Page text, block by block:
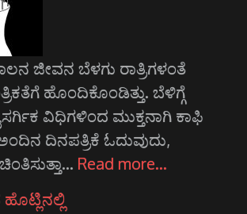
ಜೀವನ ಬೆಳಗು ರಾತ್ರಿಗಳಂತೆ
ಹೊಂದಿಕೊಂಡಿತ್ತು. ಬೆಳಿಗ್ಗೆ
ವಿಧಿಗಳಿಂದ ಮುಕ್ತನಾಗಿ ಕಾಫಿ
ದಿನಪತ್ರಿಕೆ ಓದುವುದು,
Read more…